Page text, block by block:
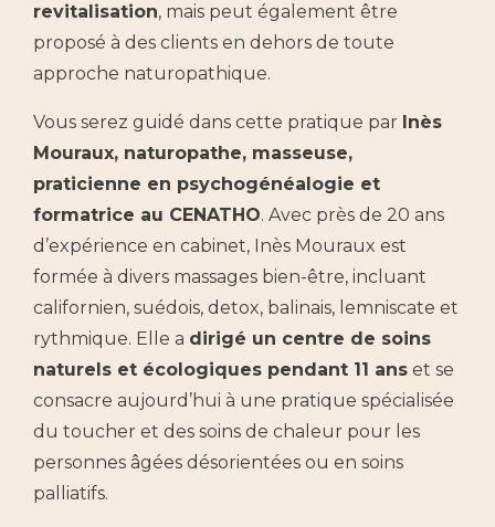
revitalisation, mais peut également être
proposé à des clients en dehors de toute
approche naturopathique.
Vous serez guidé dans cette pratique par Inès
Mouraux, naturopathe, masseuse,
praticienne en psychogénéalogie et
formatrice au CENATHO. Avec près de 20 ans
d’expérience en cabinet, Inès Mouraux est
formée à divers massages bien-être, incluant
californien, suédois, detox, balinais, lemniscate et
rythmique. Elle a dirigé un centre de soins
naturels et écologiques pendant 11 ans et se
consacre aujourd’hui à une pratique spécialisée
du toucher et des soins de chaleur pour les
personnes âgées désorientées ou en soins
palliatifs.